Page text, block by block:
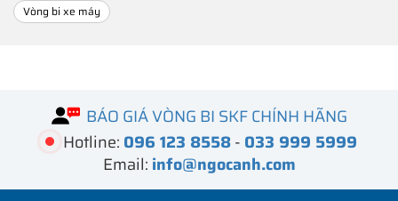
Vòng bi xe máy
BÁO GIÁ VÒNG BI SKF CHÍNH HÃNG
Hotline: 096 123 8558- 033 999 5999
Email: info@ngocanh.com